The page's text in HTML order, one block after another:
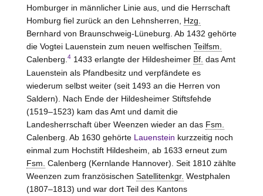
Homburger in männlicher Linie aus, und die Herrschaft
Homburg fiel zurück an den Lehnsherren, Hzg.
Bernhard von Braunschweig-Lüneburg. Ab 1432 gehörte
die Vogtei Lauenstein zum neuen welfischen Teilfsm.
Calenberg. 41433 erlangte der Hildesheimer Bf. das Amt
Lauenstein als Pfandbesitz und verpfändete es
wiederum selbst weiter (seit 1493 an die Herren von
Saldern). Nach Ende der Hildesheimer Stiftsfehde
(1519–1523) kam das Amt und damit die
Landesherrschaft über Weenzen wieder an das Fsm.
Calenberg. Ab 1630 gehörte Lauenstein kurzzeitig noch
einmal zum Hochstift Hildesheim, ab 1633 erneut zum
Fsm. Calenberg (Kernlande Hannover). Seit 1810 zählte
Weenzen zum französischen Satellitenkgr. Westphalen
(1807–1813) und war dort Teil des Kantons